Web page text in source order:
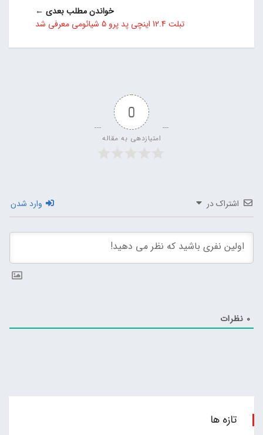
خواندن مطلب بعدی ←
تبلت 12.4 اینچی پد پرو 5 شیائومی معرفی شد
0
امتیازدهی به مقاله
اشتراک در وارد شدن
0 نظرات
تازه ها